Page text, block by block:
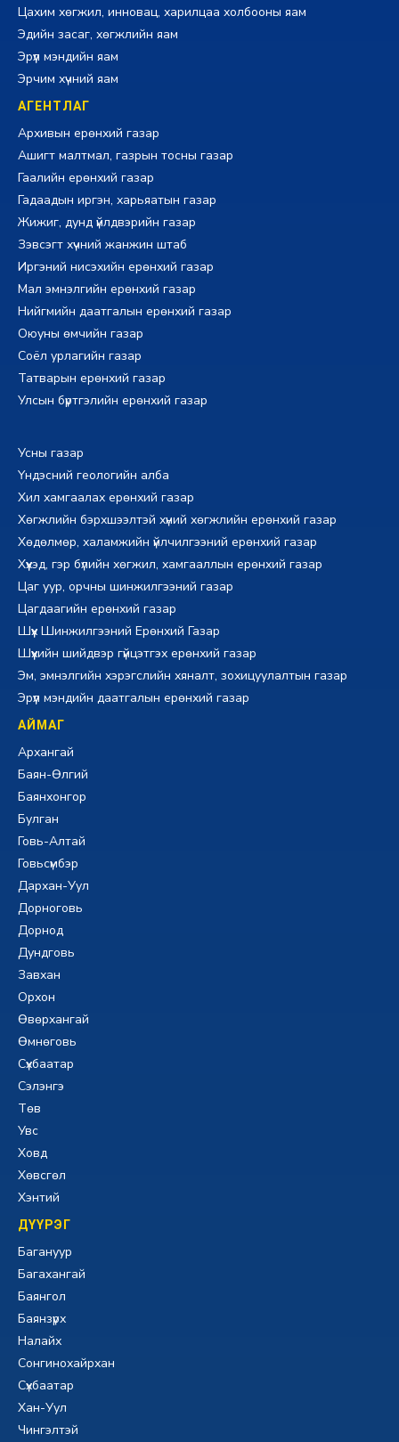
Цахим хөгжил, инновац, харилцаа холбооны яам
Эдийн засаг, хөгжлийн яам
Эрүүл мэндийн яам
Эрчим хүчний яам
АГЕНТЛАГ
Архивын ерөнхий газар
Ашигт малтмал, газрын тосны газар
Гаалийн ерөнхий газар
Гадаадын иргэн, харьяатын газар
Жижиг, дунд үйлдвэрийн газар
Зэвсэгт хүчний жанжин штаб
Иргэний нисэхийн ерөнхий газар
Мал эмнэлгийн ерөнхий газар
Нийгмийн даатгалын ерөнхий газар
Оюуны өмчийн газар
Соёл урлагийн газар
Татварын ерөнхий газар
Улсын бүртгэлийн ерөнхий газар
Усны газар
Үндэсний геологийн алба
Хил хамгаалах ерөнхий газар
Хөгжлийн бэрхшээлтэй хүний хөгжлийн ерөнхий газар
Хөдөлмөр, халамжийн үйлчилгээний ерөнхий газар
Хүүхэд, гэр бүлийн хөгжил, хамгааллын ерөнхий газар
Цаг уур, орчны шинжилгээний газар
Цагдаагийн ерөнхий газар
Шүүх Шинжилгээний Ерөнхий Газар
Шүүхийн шийдвэр гүйцэтгэх ерөнхий газар
Эм, эмнэлгийн хэрэгслийн хяналт, зохицуулалтын газар
Эрүүл мэндийн даатгалын ерөнхий газар
АЙМАГ
Архангай
Баян-Өлгий
Баянхонгор
Булган
Говь-Алтай
Говьсүмбэр
Дархан-Уул
Дорноговь
Дорнод
Дундговь
Завхан
Орхон
Өвөрхангай
Өмнөговь
Сүхбаатар
Сэлэнгэ
Төв
Увс
Ховд
Хөвсгөл
Хэнтий
ДҮҮРЭГ
Багануур
Багахангай
Баянгол
Баянзүрх
Налайх
Сонгинохайрхан
Сүхбаатар
Хан-Уул
Чингэлтэй